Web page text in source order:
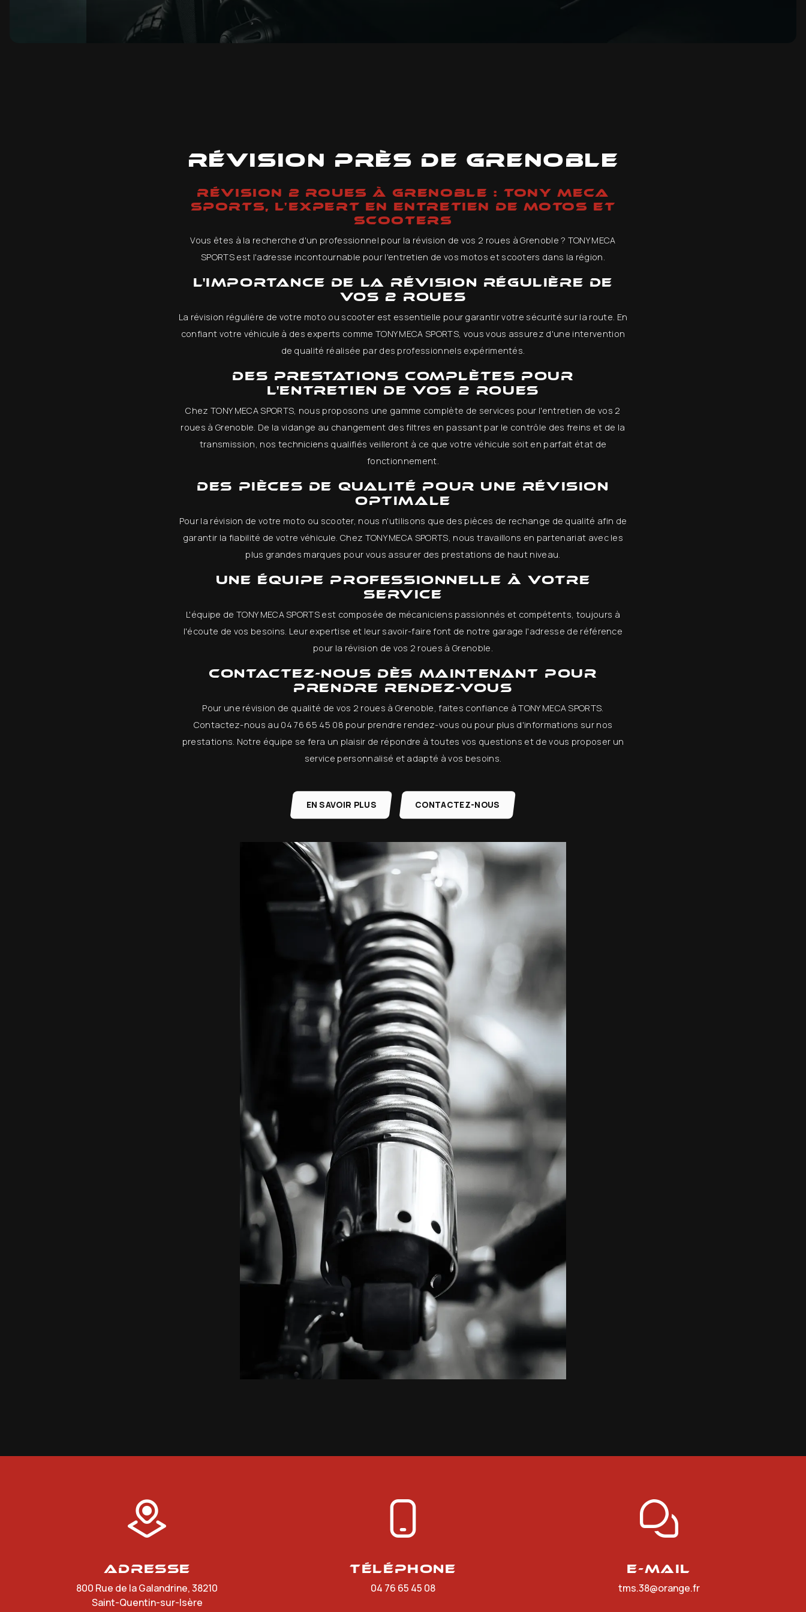
Révision près de Grenoble
RÉVISION 2 ROUES À GRENOBLE : TONY MECA
SPORTS, L'EXPERT EN ENTRETIEN DE MOTOS ET
SCOOTERS
Vous êtes à la recherche d'un professionnel pour la révision de vos 2 roues à Grenoble ? TONY MECA
SPORTS est l'adresse incontournable pour l'entretien de vos motos et scooters dans la région.
L'importance de la révision régulière de
vos 2 roues
La révision régulière de votre moto ou scooter est essentielle pour garantir votre sécurité sur la route. En
confiant votre véhicule à des experts comme TONY MECA SPORTS, vous vous assurez d'une intervention
de qualité réalisée par des professionnels expérimentés.
Des prestations complètes pour
l'entretien de vos 2 roues
Chez TONY MECA SPORTS, nous proposons une gamme complète de services pour l'entretien de vos 2
roues à Grenoble. De la vidange au changement des filtres en passant par le contrôle des freins et de la
transmission, nos techniciens qualifiés veilleront à ce que votre véhicule soit en parfait état de
fonctionnement.
Des pièces de qualité pour une révision
optimale
Pour la révision de votre moto ou scooter, nous n'utilisons que des pièces de rechange de qualité afin de
garantir la fiabilité de votre véhicule. Chez TONY MECA SPORTS, nous travaillons en partenariat avec les
plus grandes marques pour vous assurer des prestations de haut niveau.
Une équipe professionnelle à votre
service
L'équipe de TONY MECA SPORTS est composée de mécaniciens passionnés et compétents, toujours à
l'écoute de vos besoins. Leur expertise et leur savoir-faire font de notre garage l'adresse de référence
pour la révision de vos 2 roues à Grenoble.
Contactez-nous dès maintenant pour
prendre rendez-vous
Pour une révision de qualité de vos 2 roues à Grenoble, faites confiance à TONY MECA SPORTS.
Contactez-nous au 04 76 65 45 08 pour prendre rendez-vous ou pour plus d'informations sur nos
prestations. Notre équipe se fera un plaisir de répondre à toutes vos questions et de vous proposer un
service personnalisé et adapté à vos besoins.
EN SAVOIR PLUS CONTACTEZ-NOUS
Adresse
800 Rue de la Galandrine, 38210
Saint-Quentin-sur-Isère
Téléphone
04 76 65 45 08
E-mail
tms.38@orange.fr